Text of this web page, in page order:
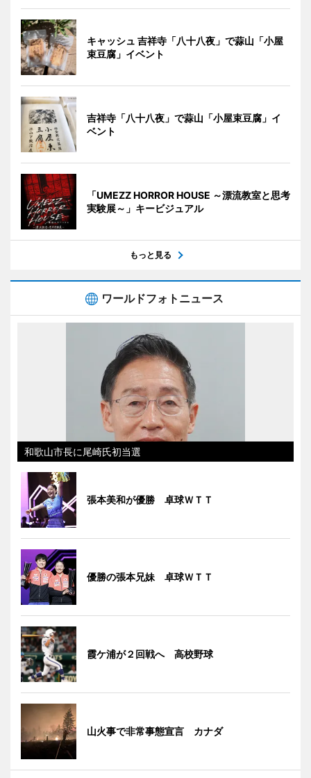
キャッシュ 吉祥寺「八十八夜」で蒜山「小屋
束豆腐」イベント
吉祥寺「八十八夜」で蒜山「小屋束豆腐」イ
ベント
「UMEZZ HORROR HOUSE ～漂流教室と思考
実験展～」キービジュアル
もっと見る
ワールドフォトニュース
和歌山市長に尾崎氏初当選
張本美和が優勝 卓球ＷＴＴ
優勝の張本兄妹 卓球ＷＴＴ
霞ケ浦が２回戦へ 高校野球
山火事で非常事態宣言 カナダ